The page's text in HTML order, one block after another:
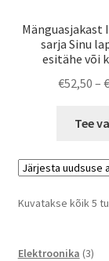
Mänguasjakast
sarja Sinu
esitähe või
€52,50 –
Tee
Kuvatakse kõik 5
Elektroonika 33